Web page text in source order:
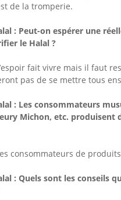
de la tromperie.
: Peut-on espérer une
le Halal ?
fait vivre mais il faut
pas de se mettre tous
: Les consommateurs
Michon, etc. produisent
consommateurs de
: Quels sont les conseils